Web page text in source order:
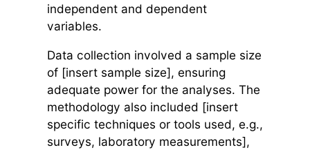
independent and dependent
variables.
Data collection involved a sample size
of [insert sample size], ensuring
adequate power for the analyses. The
methodology also included [insert
specific techniques or tools used, e.g.,
surveys, laboratory measurements],